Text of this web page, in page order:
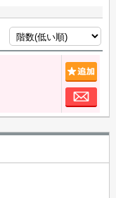
追
お